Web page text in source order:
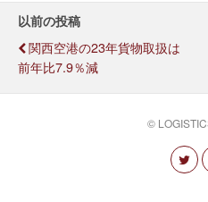
以前の投稿
関西空港の23年貨物取扱は
前年比7.9％減
©